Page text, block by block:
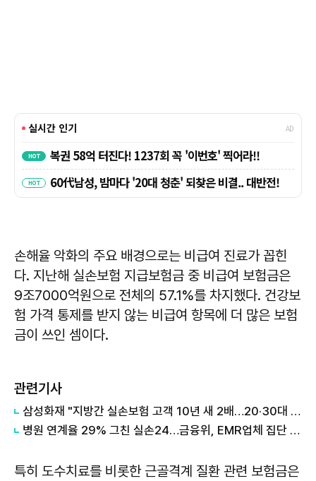
손해율 악화의 주요 배경으로는 비급여 진료가 꼽힌
다. 지난해 실손보험 지급보험금 중 비급여 보험금은
9조7000억원으로 전체의 57.1%를 차지했다. 건강보
험 가격 통제를 받지 않는 비급여 항목에 더 많은 보험
금이 쓰인 셈이다.
관련기사
삼성화재 "지방간 실손보험 고객 10년 새 2배…20·30대 증가세 뚜렷"
병원 연계율 29% 그친 실손24…금융위, EMR업체 집단 거부 들여다본다
특히 도수치료를 비롯한 근골격계 질환 관련 보험금은